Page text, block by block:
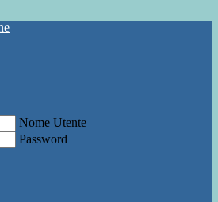
Nome Utente
Password